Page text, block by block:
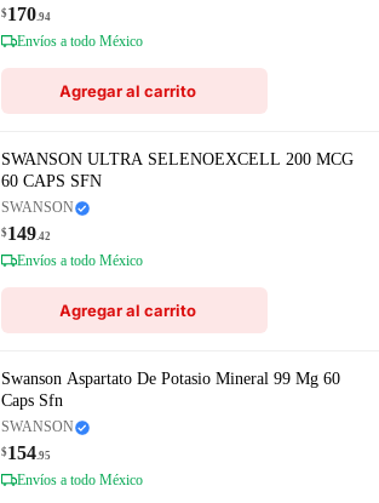
$170.94
Envíos a todo México
Agregar al carrito
SWANSON ULTRA SELENOEXCELL 200 MCG
60 CAPS SFN
SWANSON
$149.42
Envíos a todo México
Agregar al carrito
Swanson Aspartato De Potasio Mineral 99 Mg 60
Caps Sfn
SWANSON
$154.95
Envíos a todo México